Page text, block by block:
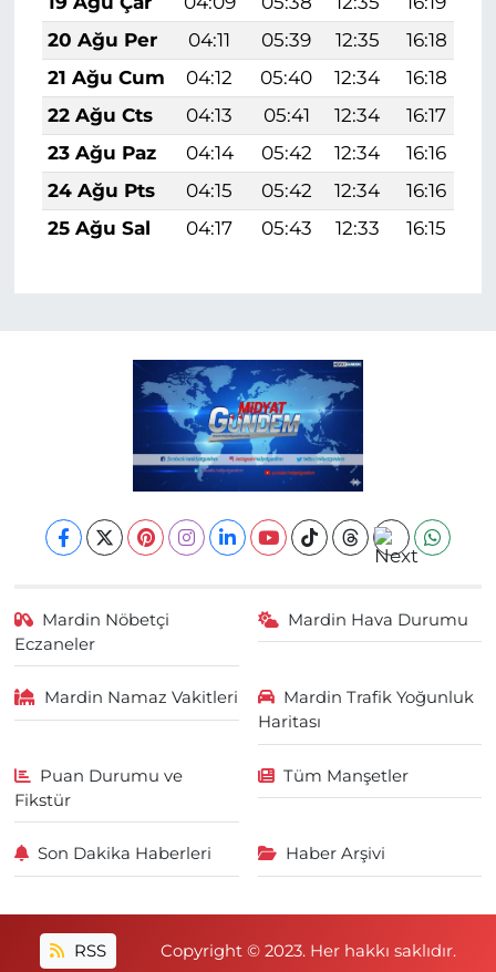
20 Ağu Per
04:11 05:39 12:35 16:18
21 Ağu Cum
04:12 05:40 12:34 16:18
22 Ağu Cts
04:13 05:41 12:34 16:17
23 Ağu Paz
04:14 05:42 12:34 16:16
24 Ağu Pts
04:15 05:42 12:34 16:16
25 Ağu Sal
04:17 05:43 12:33 16:15
Mardin Nöbetçi
Eczaneler
Mardin Hava Durumu
Mardin Namaz Vakitleri
Mardin Trafik Yoğunluk
Haritası
Puan Durumu ve
Fikstür
Tüm Manşetler
Son Dakika Haberleri Haber Arşivi
RSS Copyright © 2023. Her hakkı saklıdır.